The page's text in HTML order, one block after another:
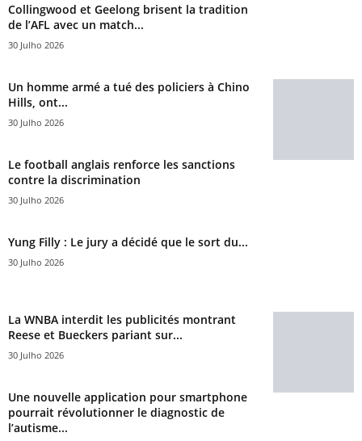
Collingwood et Geelong brisent la tradition
de l’AFL avec un match...
30 Julho 2026
Un homme armé a tué des policiers à Chino
Hills, ont...
30 Julho 2026
Le football anglais renforce les sanctions
contre la discrimination
30 Julho 2026
Yung Filly : Le jury a décidé que le sort du...
30 Julho 2026
La WNBA interdit les publicités montrant
Reese et Bueckers pariant sur...
30 Julho 2026
Une nouvelle application pour smartphone
pourrait révolutionner le diagnostic de
l’autisme...